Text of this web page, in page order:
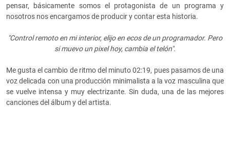
pensar, básicamente somos el protagonista de un programa y
nosotros nos encargamos de producir y contar esta historia.
"Control remoto en mi interior, elijo en ecos de un programador. Pero
si muevo un pixel hoy, cambia el telón".
Me gusta el cambio de ritmo del minuto 02:19, pues pasamos de una
voz delicada con una producción minimalista a la voz masculina que
se vuelve intensa y muy electrizante. Sin duda, una de las mejores
canciones del álbum y del artista.